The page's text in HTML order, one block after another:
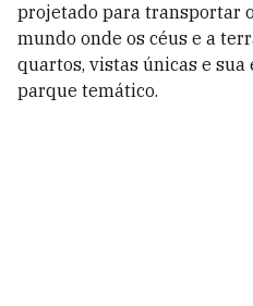
projetado para transportar
mundo onde os céus e a
quartos, vistas únicas e
parque temático.